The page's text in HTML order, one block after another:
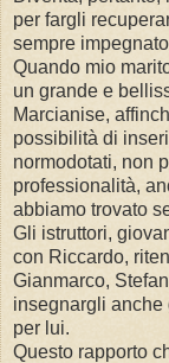
per fargli
sempre
Quando mio
un grande e
Marcianise,
possibilità di
normodotati, non
professionalità,
abbiamo trovato
Gli istruttori,
con Riccardo,
Gianmarco,
insegnargli anche
per lui.
Questo rapporto